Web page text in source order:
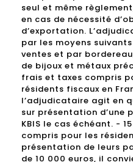
seul et même
en cas de nécessité
d’exportation.
par les moyens suivants
ventes et par
de bijoux et métaux
frais et taxes compris
résidents fiscaux en
l’adjudicataire agit en
sur présentation d’une
KBIS le cas échéant. -
compris pour les
présentation de leurs
de 10 000 euros, il